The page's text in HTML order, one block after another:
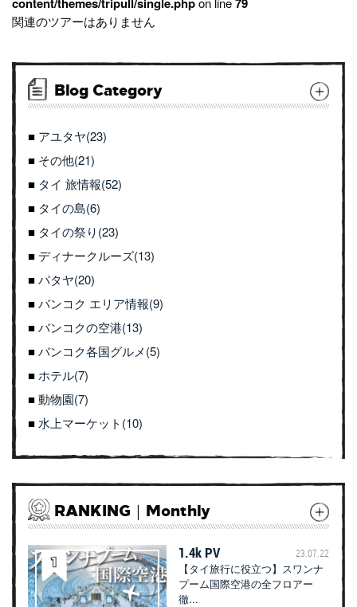
関連のツアーはありません
Blog Category
アユタヤ(23)
その他(21)
タイ 旅情報(52)
タイの島(6)
タイの祭り(23)
ディナークルーズ(13)
パタヤ(20)
バンコク エリア情報(9)
バンコクの空港(13)
バンコク各国グルメ(5)
ホテル(7)
動物園(7)
水上マーケット(10)
RANKING｜Monthly
1.4k PV 23.07.22
【タイ旅行に役立つ】スワンナ
プーム国際空港の全フロアー
徹...